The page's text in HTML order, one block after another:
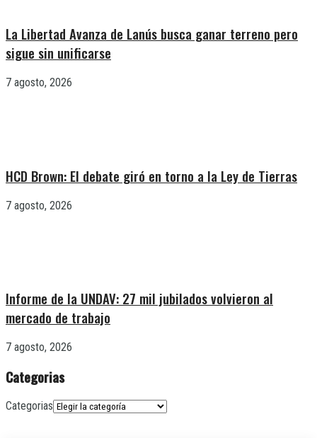
La Libertad Avanza de Lanús busca ganar terreno pero
sigue sin unificarse
7 agosto, 2026
HCD Brown: El debate giró en torno a la Ley de Tierras
7 agosto, 2026
Informe de la UNDAV: 27 mil jubilados volvieron al
mercado de trabajo
7 agosto, 2026
Categorias
Categorias